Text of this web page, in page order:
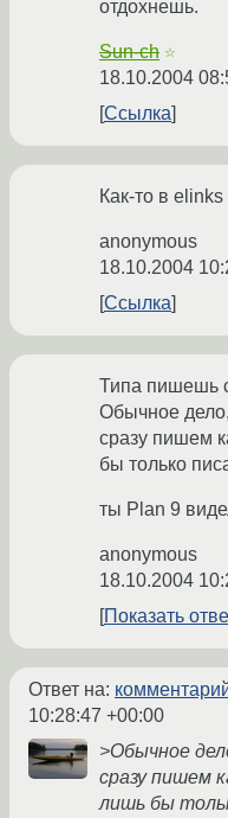
отдохнешь.
Sun-ch ☆
18.10.2004
Ссылка
Как-то в
anonymous
18.10.2004
Ссылка
Типа пишешь
Обычное
сразу пишем
бы только
ты Plan 9
anonymous
18.10.2004
Показать
Ответ на:
10:28:47 +00:00
>Обычное
сразу пишем
лишь бы